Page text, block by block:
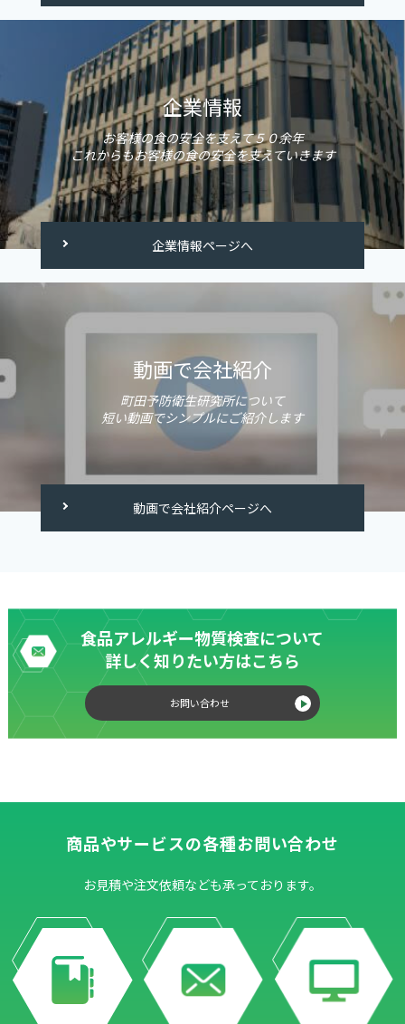
企業情報
お客様の食の安全を支えて５０余年
これからもお客様の食の安全を支えていきます
企業情報ページへ
動画で会社紹介
町田予防衛生研究所について
短い動画でシンプルにご紹介します
動画で会社紹介ページへ
食品アレルギー物質検査について
詳しく知りたい方はこちら
お問い合わせ
商品やサービスの各種お問い合わせ
お見積や注文依頼なども承っております。